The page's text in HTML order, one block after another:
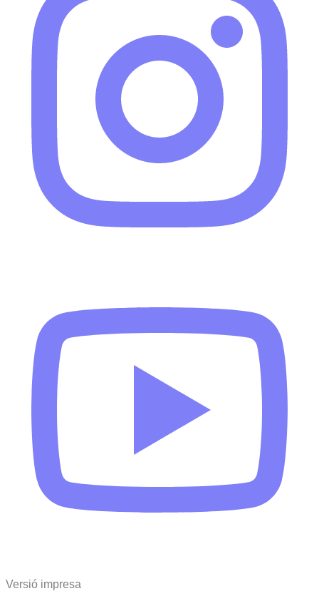
Versió impresa